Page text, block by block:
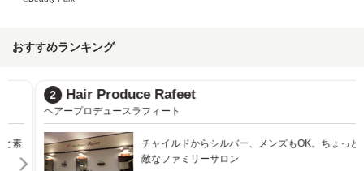
おすすめランキング
Hair Produce Rafeet
ヘアープロデュースラフィート
チャイルドからシルバー、メンズもOK。ちょっと素
敵なファミリーサロン